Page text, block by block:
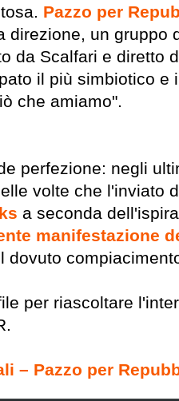
Pazzo per
direzione, un gruppo
da Scalfari e diretto
il più simbiotico e
che amiamo".
perfezione: negli
volte che l'inviato
a seconda
manifestazione
dovuto
per riascoltare
– Pazzo per